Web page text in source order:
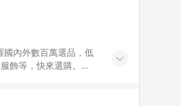
內外數百萬選品，低
飾等，快來選購。